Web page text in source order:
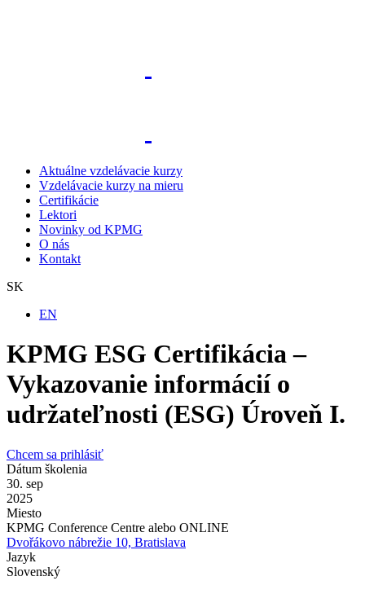
Aktuálne vzdelávacie kurzy
Vzdelávacie kurzy na mieru
Certifikácie
Lektori
Novinky od KPMG
O nás
Kontakt
SK
EN
KPMG ESG Certifikácia –
Vykazovanie informácií o
udržateľnosti (ESG) Úroveň I.
Chcem sa prihlásiť
Dátum školenia
30. sep
2025
Miesto
KPMG Conference Centre alebo ONLINE
Dvořákovo nábrežie 10, Bratislava
Jazyk
Slovenský